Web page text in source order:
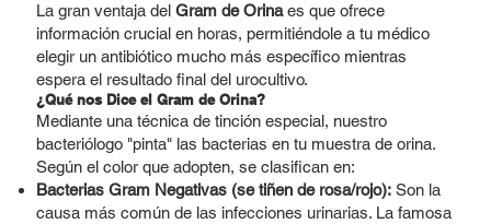
La gran ventaja del Gram de Orinaes que ofrece
información crucial en horas, permitiéndole a tu médico
elegir un antibiótico mucho más específico mientras
espera el resultado final del urocultivo.
¿Qué nos Dice el Gram de Orina?
Mediante una técnica de tinción especial, nuestro
bacteriólogo "pinta" las bacterias en tu muestra de orina.
Según el color que adopten, se clasifican en:
Bacterias Gram Negativas (se tiñen de rosa/rojo):Son la
causa más común de las infecciones urinarias. La famosa